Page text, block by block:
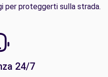
per proteggerti sulla strada.
24/7